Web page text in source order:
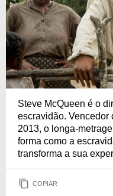
Steve McQueen é o
escravidão. Vencedor
2013, o longa-
forma como a
transforma a sua
COPIAR